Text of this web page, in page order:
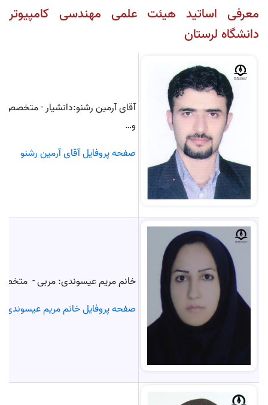
معرفی اساتید هیئت علمی مهندسی کامپیوتر
دانشگاه لرستان
آقای آرمین رشنو:دانشیار -
و…
صفحه پروفایل آقای آرمین رشنو
خانم مریم عیسوندی: مربی -
صفحه پروفایل خانم مریم عیسوندی